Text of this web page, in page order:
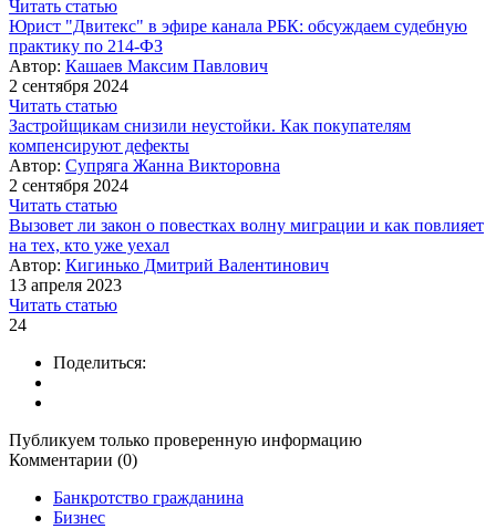
Читать статью
Юрист "Двитекс" в эфире канала РБК: обсуждаем судебную
практику по 214-ФЗ
Автор: Кашаев Максим Павлович
2 сентября 2024
Читать статью
Застройщикам снизили неустойки. Как покупателям
компенсируют дефекты
Автор: Супряга Жанна Викторовна
2 сентября 2024
Читать статью
Вызовет ли закон о повестках волну миграции и как повлияет
на тех, кто уже уехал
Автор: Кигинько Дмитрий Валентинович
13 апреля 2023
Читать статью
24
Поделиться:
Публикуем только проверенную информацию
Комментарии (0)
Банкротство гражданина
Бизнес